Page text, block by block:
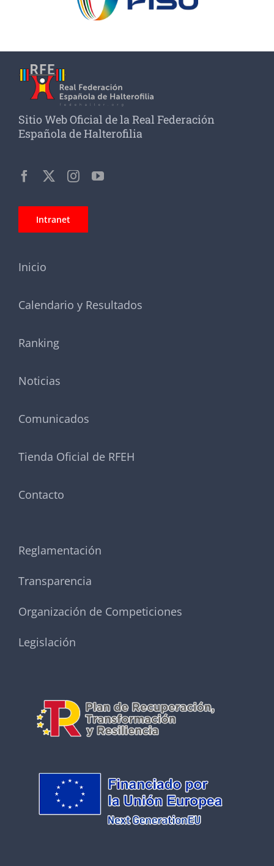
Sitio Web Oficial de la Real Federación
Española de Halterofilia
Intranet
Inicio
Calendario y Resultados
Ranking
Noticias
Comunicados
Tienda Oficial de RFEH
Contacto
Reglamentación
Transparencia
Organización de Competiciones
Legislación